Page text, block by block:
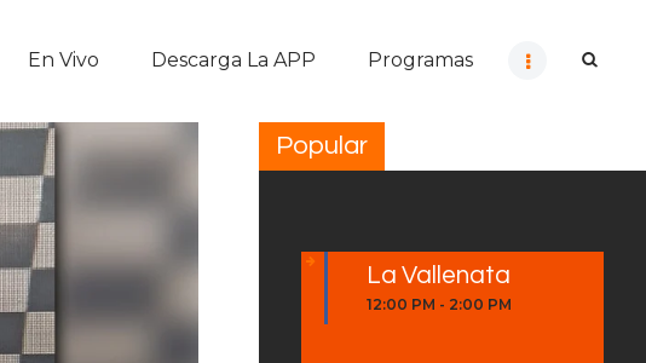
En Vivo Descarga La APP Programas
Popular
La Vallenata
12:00 PM - 2:00 PM